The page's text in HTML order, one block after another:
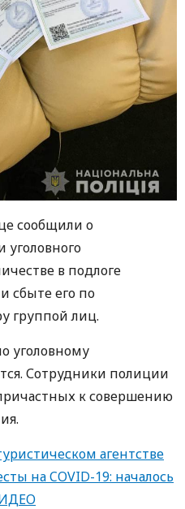
сообщили о
в подлоге
сбыте его по
группой лиц.
уголовному
Сотрудники полиции
к совершению
агентстве
на COVID-19: началось